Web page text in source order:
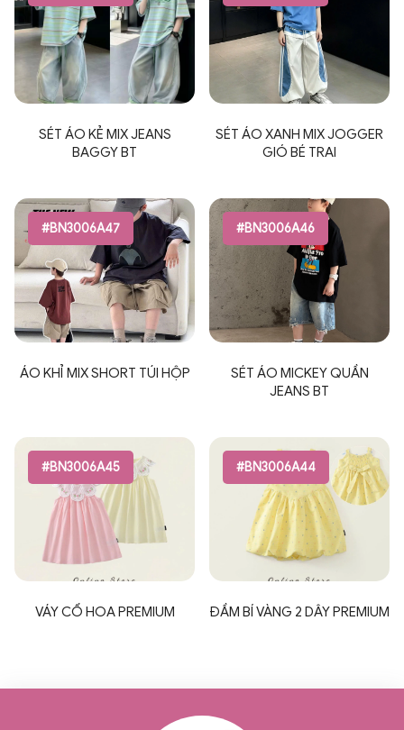
SÉT ÁO KẺ MIX JEANS
BAGGY BT
SÉT ÁO XANH MIX JOGGER
GIÓ BÉ TRAI
#BN3006A47
ÁO KHỈ MIX SHORT TÚI HỘP
#BN3006A46
SÉT ÁO MICKEY QUẦN
JEANS BT
#BN3006A45
VÁY CỔ HOA PREMIUM
#BN3006A44
ĐẦM BÍ VÀNG 2 DÂY PREMIUM